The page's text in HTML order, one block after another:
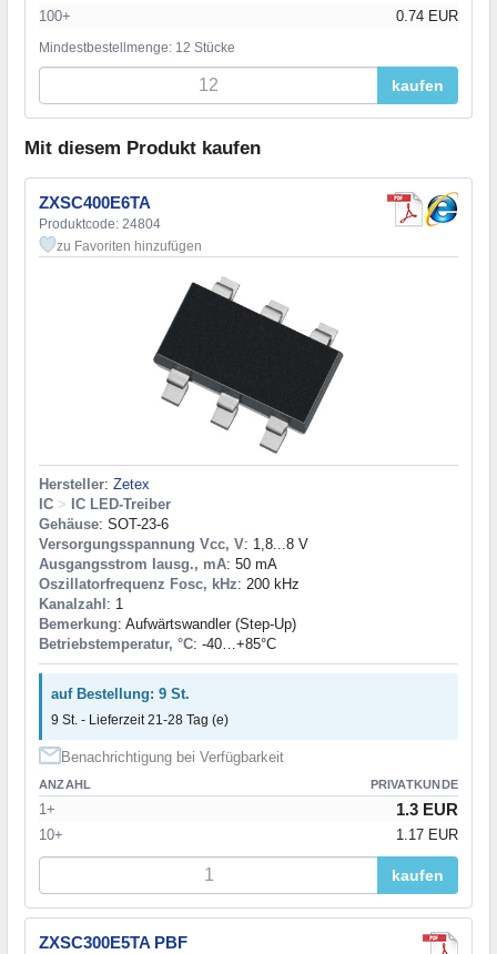
100+
0.74 EUR
Mindestbestellmenge: 12 Stücke
kaufen
Mit diesem Produkt kaufen
ZXSC400E6TA
Produktcode: 24804
zu Favoriten hinzufügen
Hersteller: Zetex
IC > IC LED-Treiber
Gehäuse: SOT-23-6
Versorgungsspannung Vcc, V: 1,8...8 V
Ausgangsstrom Iausg., mA: 50 mA
Oszillatorfrequenz Fosc, kHz: 200 kHz
Kanalzahl: 1
Bemerkung: Aufwärtswandler (Step-Up)
Betriebstemperatur, °C: -40…+85°С
auf Bestellung: 9 St.
9 St. - Lieferzeit 21-28 Tag (e)
Benachrichtigung bei Verfügbarkeit
ANZAHL PRIVATKUNDE
1+ 1.3 EUR
10+ 1.17 EUR
kaufen
ZXSC300E5TA PBF